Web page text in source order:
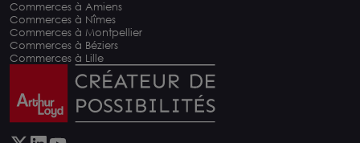
Commerces à Amiens
Commerces à Nîmes
Commerces à Montpellier
Commerces à Béziers
Commerces à Lille